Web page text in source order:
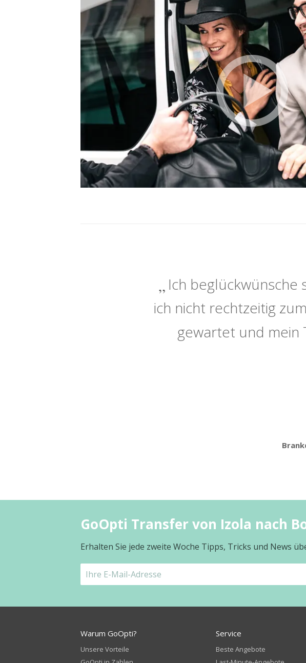
Ich beglückwünsche
ich nicht rechtzeitig
gewartet und
GoOpti Transfer von Izola nach
Erhalten Sie jede zweite Woche Tipps, Tricks und News
Warum GoOpti?
Unsere Vorteile
Service
Beste Angebote